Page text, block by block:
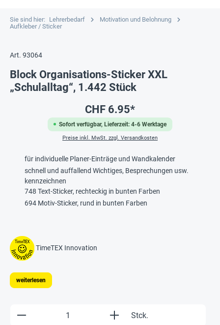
Sie sind hier: Lehrerbedarf
Motivation und Belohnung
Aufkleber / Sticker
Art. 93064
Block Organisations-Sticker XXL
„Schulalltag“, 1.442 Stück
Sofort verfügbar, Lieferzeit: 4-6 Werktage
CHF 6.95*
Preise inkl. MwSt. zzgl. Versandkosten
für individuelle Planer-Einträge und Wandkalender
schnell und auffallend Wichtiges, Besprechungen usw.
kennzeichnen
748 Text-Sticker, rechteckig in bunten Farben
694 Motiv-Sticker, rund in bunten Farben
TimeTEX Innovation
weiterlesen
Produkt Anzahl: Gib den gewünschten
Stck.